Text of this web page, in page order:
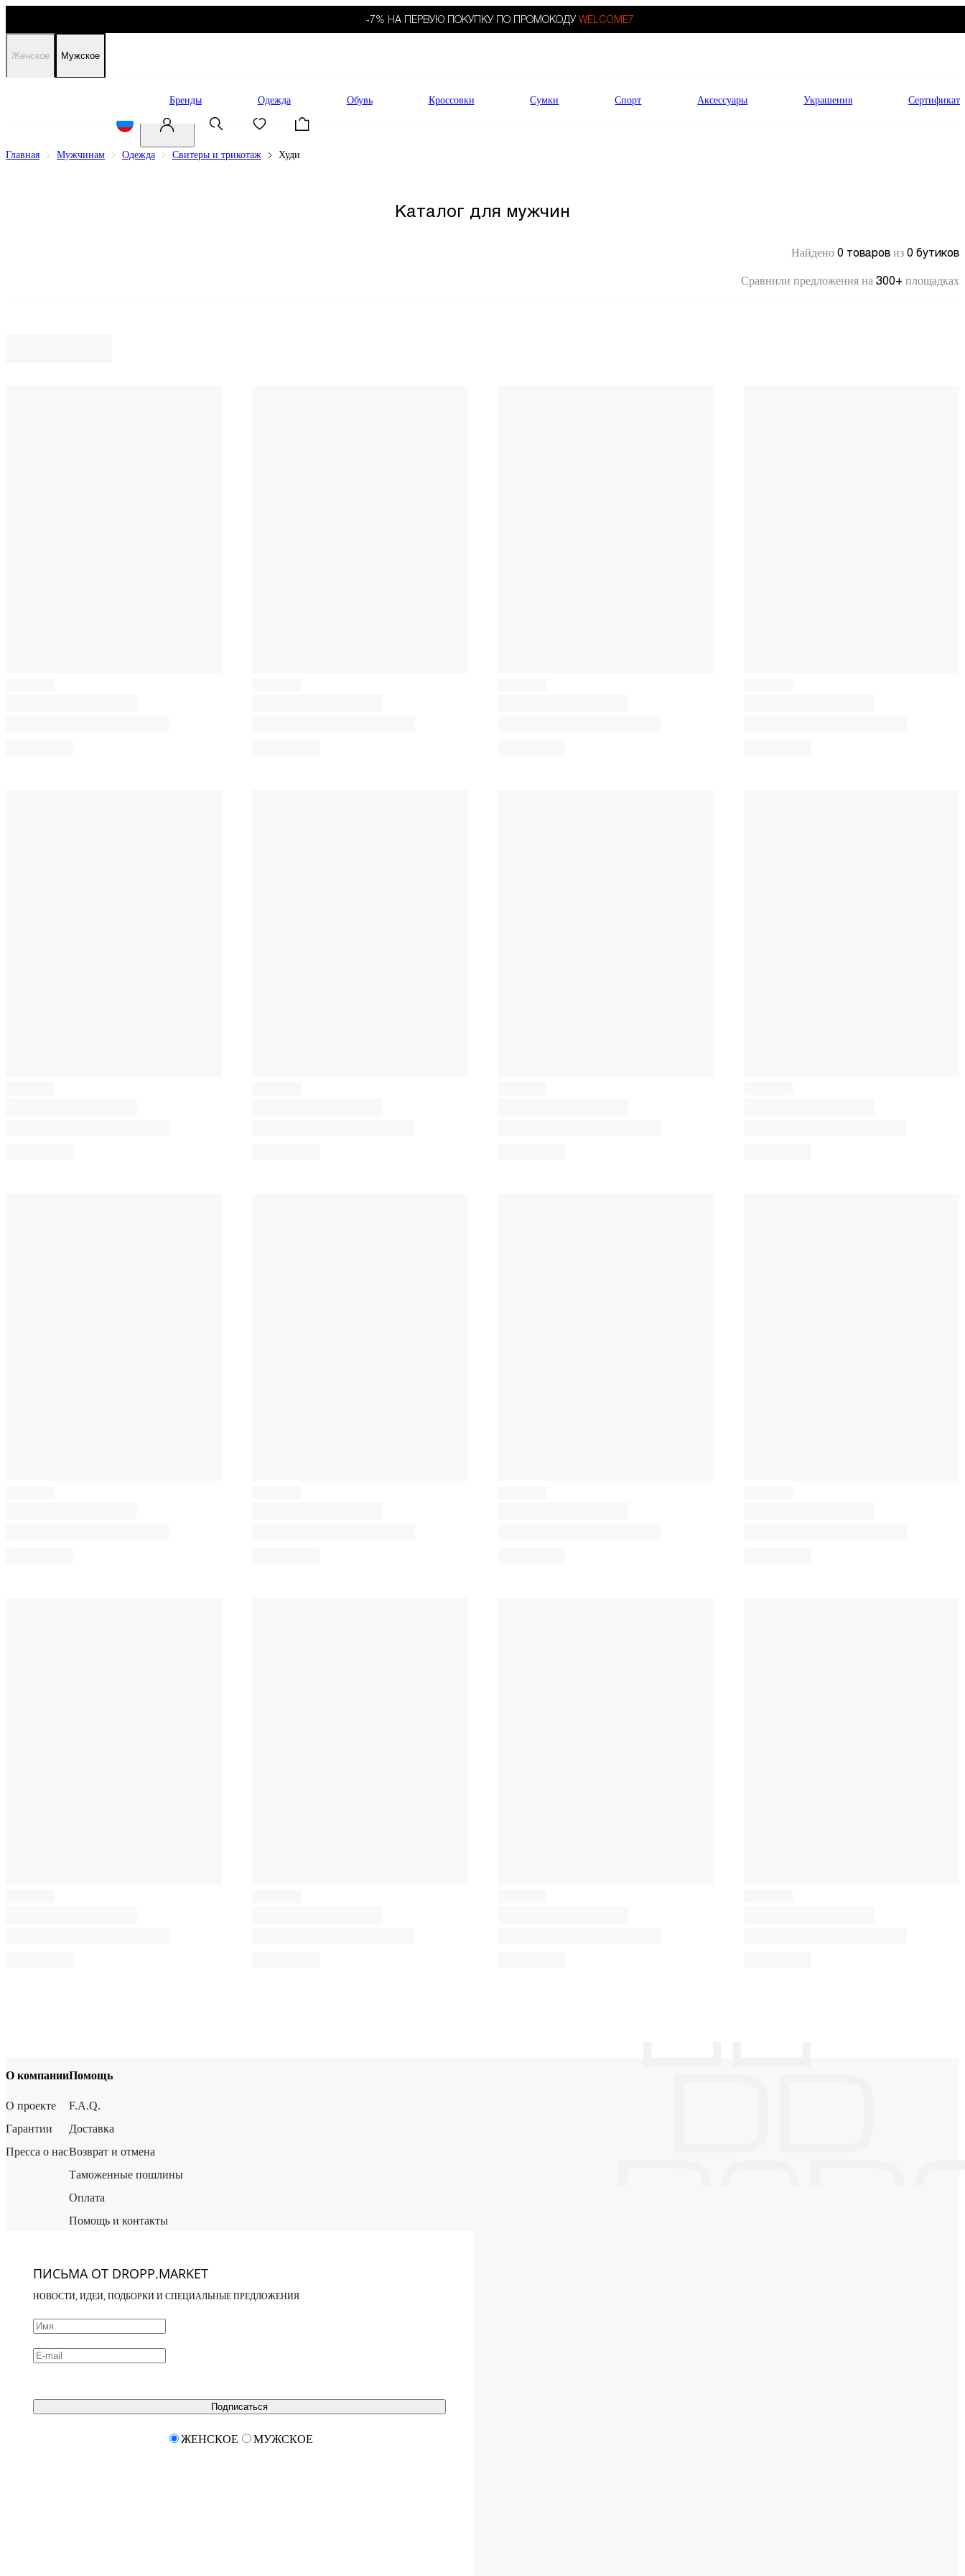
-7% НА ПЕРВУЮ ПОКУПКУ ПО ПРОМОКОДУ WELCOME7
Женское Мужское
Бренды Одежда Обувь Кроссовки Сумки Спорт Аксессуары Украшения Сертификат
Главная Мужчинам Одежда Свитеры и трикотаж Худи
Каталог для мужчин
Найдено 0 товаров из 0 бутиков
Сравнили предложения на 300+ площадках
О компании
О проекте
Гарантии
Пресса о нас
Помощь
F.A.Q.
Доставка
Возврат и отмена
Таможенные пошлины
Оплата
Помощь и контакты
ПИСЬМА ОТ DROPP.MARKET
НОВОСТИ, ИДЕИ, ПОДБОРКИ И СПЕЦИАЛЬНЫЕ ПРЕДЛОЖЕНИЯ
Подписаться
ЖЕНСКОЕ МУЖСКОЕ